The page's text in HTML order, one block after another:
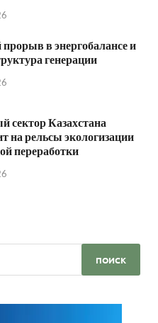
в энергобалансе и
генерации
сектор Казахстана
на рельсы экологизации
переработки